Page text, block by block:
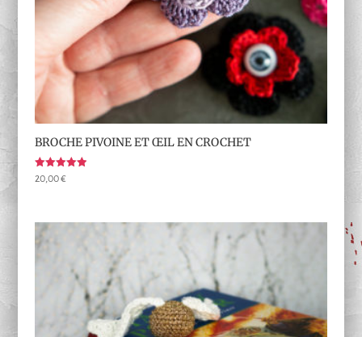
BROCHE PIVOINE ET ŒIL EN CROCHET
Note
5.00
20,00€